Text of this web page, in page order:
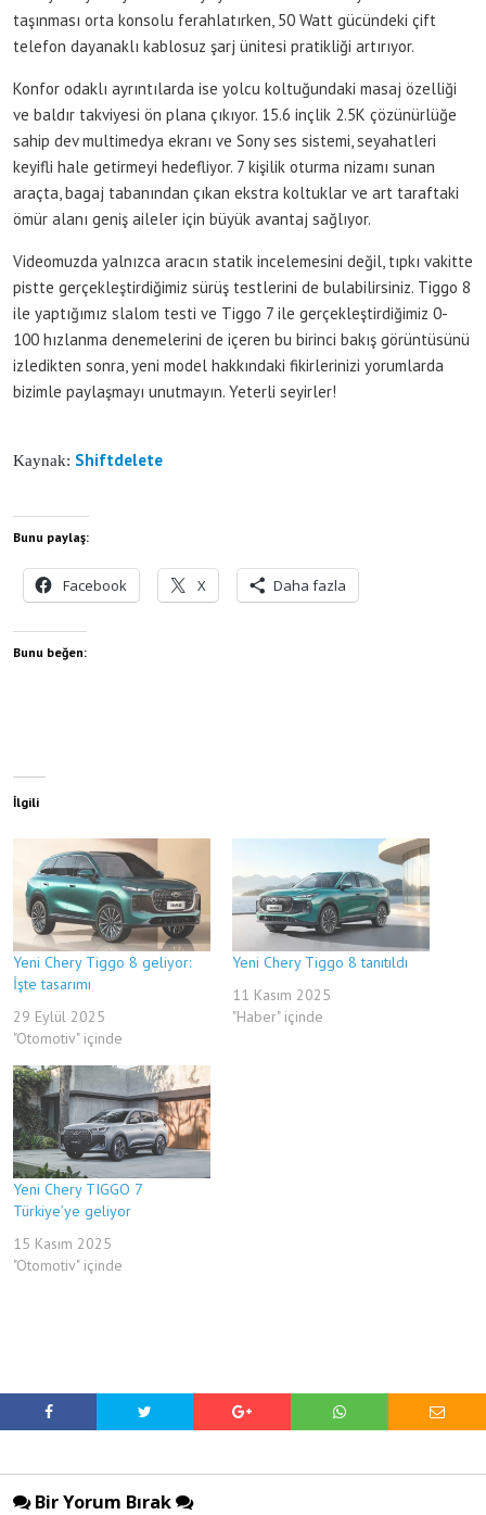
taşınması orta konsolu ferahlatırken, 50 Watt gücündeki çift
telefon dayanaklı kablosuz şarj ünitesi pratikliği artırıyor.
Konfor odaklı ayrıntılarda ise yolcu koltuğundaki masaj özelliği
ve baldır takviyesi ön plana çıkıyor. 15.6 inçlik 2.5K çözünürlüğe
sahip dev multimedya ekranı ve Sony ses sistemi, seyahatleri
keyifli hale getirmeyi hedefliyor. 7 kişilik oturma nizamı sunan
araçta, bagaj tabanından çıkan ekstra koltuklar ve art taraftaki
ömür alanı geniş aileler için büyük avantaj sağlıyor.
Videomuzda yalnızca aracın statik incelemesini değil, tıpkı vakitte
pistte gerçekleştirdiğimiz sürüş testlerini de bulabilirsiniz. Tiggo 8
ile yaptığımız slalom testi ve Tiggo 7 ile gerçekleştirdiğimiz 0-
100 hızlanma denemelerini de içeren bu birinci bakış görüntüsünü
izledikten sonra, yeni model hakkındaki fikirlerinizi yorumlarda
bizimle paylaşmayı unutmayın. Yeterli seyirler!
Kaynak: Shiftdelete
Bunu paylaş:
Facebook X Daha fazla
Bunu beğen:
İlgili
Yeni Chery Tiggo 8 geliyor:
İşte tasarımı
29 Eylül 2025
"Otomotiv" içinde
Yeni Chery Tiggo 8 tanıtıldı
11 Kasım 2025
"Haber" içinde
Yeni Chery TIGGO 7
Türkiye’ye geliyor
15 Kasım 2025
"Otomotiv" içinde
Bir Yorum Bırak